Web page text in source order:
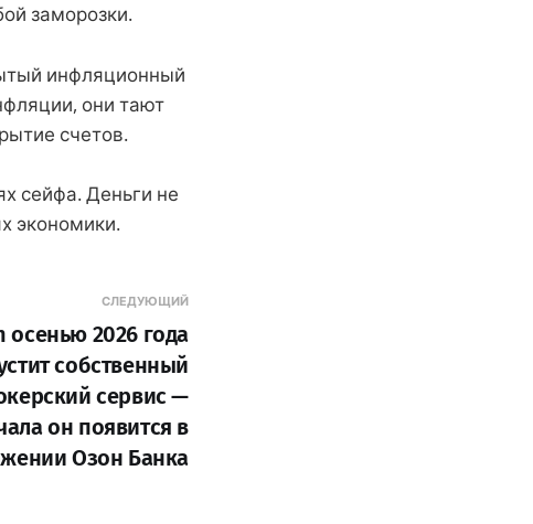
заморозки.
инфляционный
они тают
счетов.
сейфа. Деньги не
экономики.
СЛЕДУЮЩИЙ
осенью 2026 года
собственный
сервис —
он появится в
Озон Банка